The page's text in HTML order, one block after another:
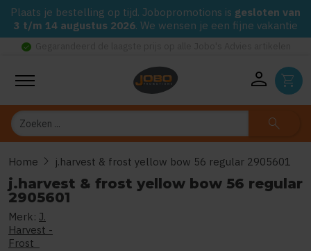
Plaats je bestelling op tijd. Jobopromotions is gesloten van
3 t/m 14 augustus 2026. We wensen je een fijne vakantie
check_circle
person shopping_cart
Zoeken search
Home chevron_right j.harvest & frost yellow bow 56 regular 2905601
j.harvest & frost yellow bow 56 regular
2905601
Merk: J.
Harvest -
Frost